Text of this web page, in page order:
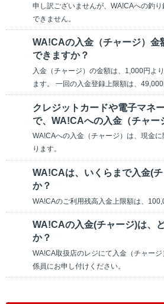
申し訳ございませんが、WA!CAへの釣
できません。
WA!CAの入金（チャージ）金
できますか？
入金（チャージ）の金額は、1,000円よ
ます。 一回の入金登録上限額は、49,000
クレジットカードや電子マネ
で、WA!CAへの入金（チャー
WA!CAへの入金（チャージ）は、現金
ります。
WA!CAは、いくらまで入金(
か？
WA!CAのご利用残高入金上限額は、
WA!CAの入金(チャージ)は、
か？
WA!CA取扱店のレジにて入金（チャー
係員にお申し付けください。